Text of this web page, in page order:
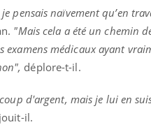
pensais naïvement qu’en
"Mais cela a été un chemin
examens médicaux ayant
déplore-t-il.
d'argent, mais je lui en
il.
Youtube
c'est votre
Youtube
Quand